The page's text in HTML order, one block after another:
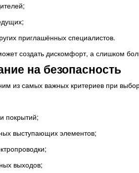
приглашённых специалистов.
создать дискомфорт, а слишком
на безопасность
из самых важных критериев при
покрытий;
выступающих элементов;
выходов;